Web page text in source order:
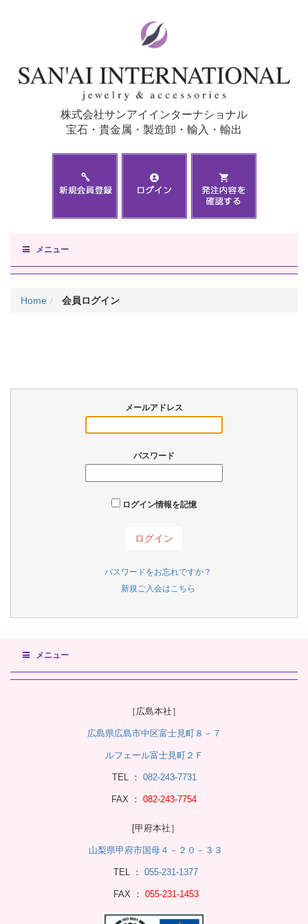
株式会社サンアイインターナショナル
宝石・貴金属・製造卸・輸入・輸出
メニュー
Home 会員ログイン
メールアドレス
パスワード
ログイン情報を記憶
パスワードをお忘れですか？
新規ご入会はこちら
メニュー
［広島本社］
広島県広島市中区富士見町８－７
ルフェール富士見町２Ｆ
TEL ： 082-243-7731
FAX ： 082-243-7754
[甲府本社］
山梨県甲府市国母４－２０－３３
TEL ： 055-231-1377
FAX ： 055-231-1453